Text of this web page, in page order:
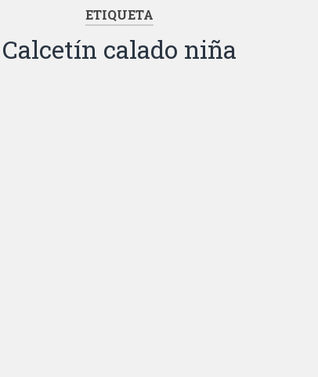
ETIQUETA
Calcetín calado niña